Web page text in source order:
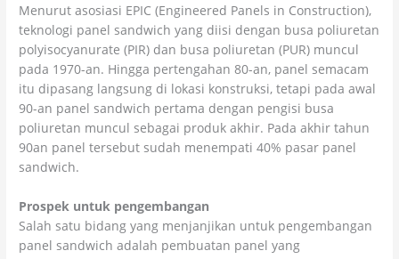
Menurut asosiasi EPIC (Engineered Panels in Construction),
teknologi panel sandwich yang diisi dengan busa poliuretan
polyisocyanurate (PIR) dan busa poliuretan (PUR) muncul
pada 1970-an. Hingga pertengahan 80-an, panel semacam
itu dipasang langsung di lokasi konstruksi, tetapi pada awal
90-an panel sandwich pertama dengan pengisi busa
poliuretan muncul sebagai produk akhir. Pada akhir tahun
90an panel tersebut sudah menempati 40% pasar panel
sandwich.
Prospek untuk pengembangan
Salah satu bidang yang menjanjikan untuk pengembangan
panel sandwich adalah pembuatan panel yang